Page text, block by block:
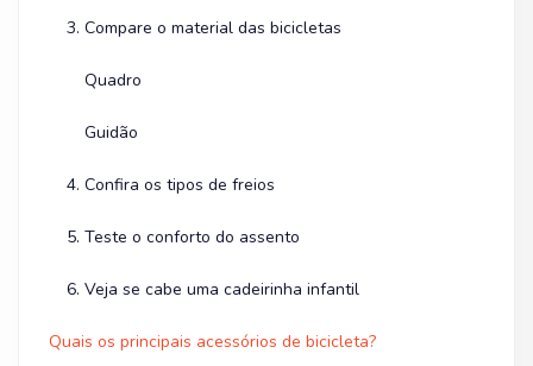
3. Compare o material das bicicletas
Quadro
Guidão
4. Confira os tipos de freios
5. Teste o conforto do assento
6. Veja se cabe uma cadeirinha infantil
Quais os principais acessórios de bicicleta?